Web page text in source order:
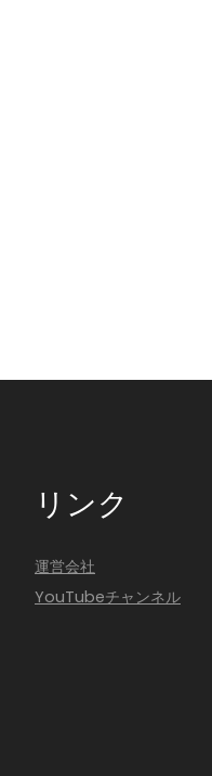
リンク
運営会社
YouTubeチャンネル